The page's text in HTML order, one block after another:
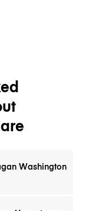
Washington